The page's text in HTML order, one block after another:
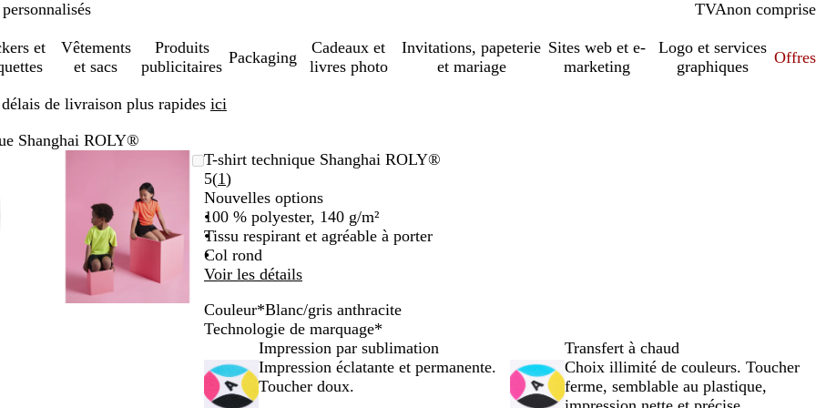
TVAcomprise
non comprise
et
Vêtements
et sacs
Produits
publicitaires
Packaging
Cadeaux et
livres photo
Invitations, papeterie
et mariage
Sites web et e-
marketing
Logo et services
graphiques
Offres
de livraison plus rapides ici
Shanghai ROLY®
zoomable
minimum
pour
développer
touches
plus
et
moins
pour
T-shirt technique Shanghai ROLY®
5(1Lire
les
1
avis
)
Nouvelles options
100 % polyester, 140 g/m²
Tissu respirant et agréable à porter
Col rond
Voir les détails
Couleur*Blanc/gris anthracite
J
u
e
T
r
u
V
r
f
B
a
c
O
a
g
Technologie de marquage*
Impression par sublimation
Impression éclatante et permanente.
Toucher doux.
Transfert à chaud
Choix illimité de couleurs. Toucher
ferme, semblable au plastique,